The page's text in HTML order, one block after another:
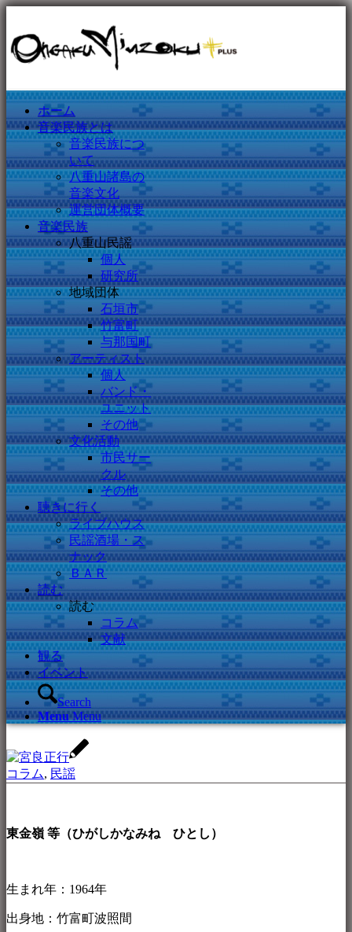
ホーム
音楽民族とは
音楽民族につ
いて
八重山諸島の
音楽文化
運営団体概要
音楽民族
八重山民謡
個人
研究所
地域団体
石垣市
竹富町
与那国町
アーティスト
個人
バンド・
ユニット
その他
文化活動
市民サー
クル
その他
聴きに行く
ライブハウス
民謡酒場・ス
ナック
ＢＡＲ
読む
読む
コラム
文献
観る
イベント
Search
Menu Menu
コラム, 民謡
東金嶺 等（ひがしかなみね ひとし）
生まれ年：1964年
出身地：竹富町波照間